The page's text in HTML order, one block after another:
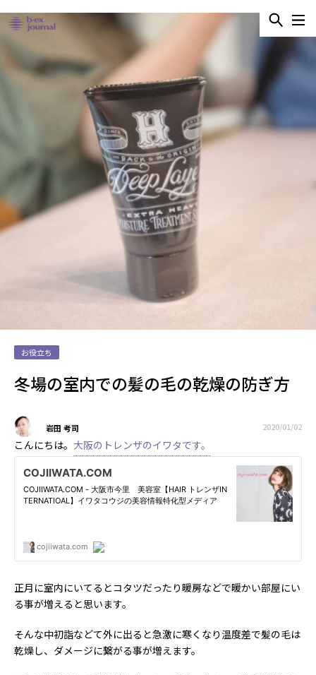
お役立ち
冬場の室内での髪の毛の乾燥の防ぎ方
岩田 考司 2020/01/02
こんにちは。 大阪のトレンザのイワタです。
正月に室内にいてるとコタツだったり暖房などで暖かい部屋にい
る事が増えると思います。
そんな中初詣などて外に出ると急激に寒くなり温度差で髪の毛は
乾燥し、ダメージに繋がる事が増えます。